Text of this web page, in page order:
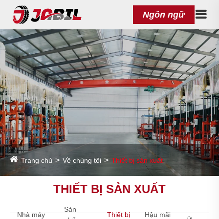
Ngôn ngữ
Trang chủ Về chúng tôi Thiết bị sản xuất
THIẾT BỊ SẢN XUẤT
Nhà máy
Sản
Thiết bị
Hậu mãi